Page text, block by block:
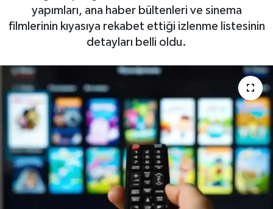
yapımları, ana haber bültenleri ve sinema
filmlerinin kıyasıya rekabet ettiği izlenme listesinin
detayları belli oldu.